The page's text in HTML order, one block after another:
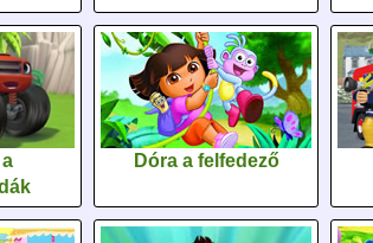
Dóra a felfedező